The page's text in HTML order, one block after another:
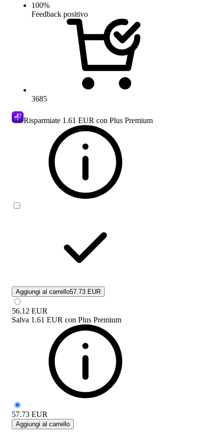
100%
Feedback positivo
3685
Risparmiate 1.61 EUR con Plus Premium
Aggiungi al carrello57.73 EUR
56.12 EUR
Salva 1.61 EUR con Plus Premium
57.73 EUR
Aggiungi al carrello